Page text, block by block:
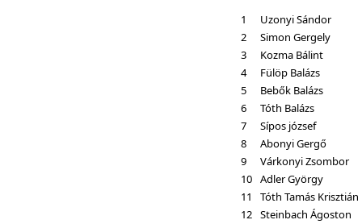
1
Uzonyi Sándor
2
Simon Gergely
3
Kozma Bálint
4
Fülöp Balázs
5
Bebők Balázs
6
Tóth Balázs
7
Sípos józsef
8
Abonyi Gergő
9
Várkonyi Zsombor
10 Adler György
11
Tóth Tamás Krisztián
12 Steinbach Ágoston